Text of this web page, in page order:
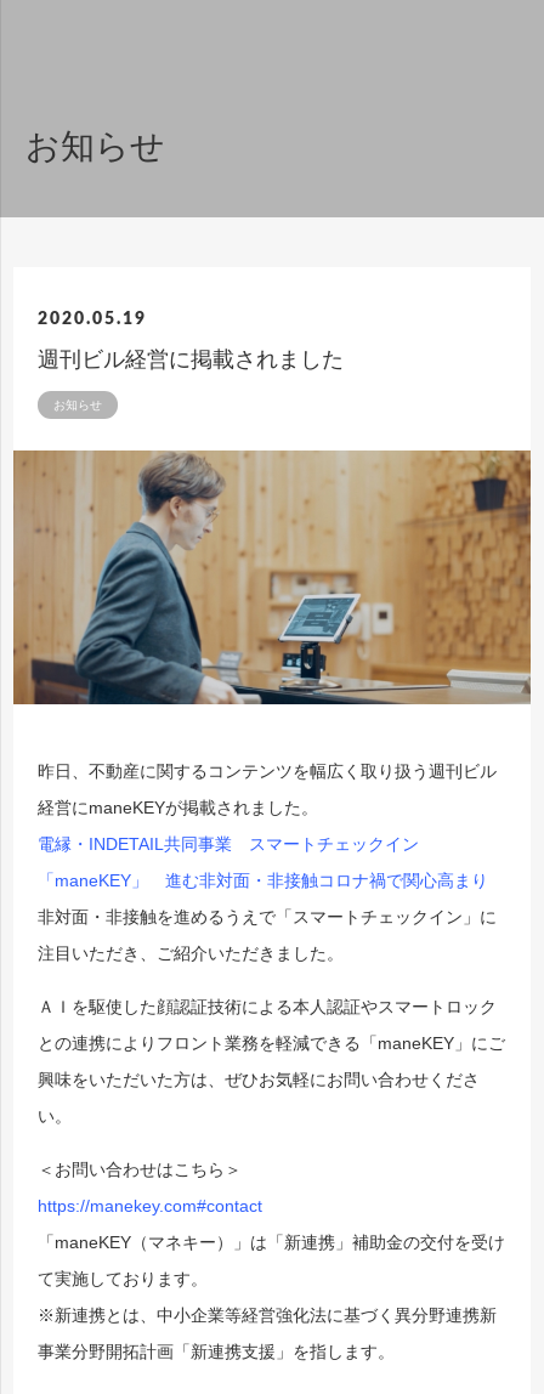
お知らせ
2020.05.19
週刊ビル経営に掲載されました
お知らせ
昨日、不動産に関するコンテンツを幅広く取り扱う週刊ビル
経営にmaneKEYが掲載されました。
電縁・INDETAIL共同事業 スマートチェックイン
「maneKEY」 進む非対面・非接触コロナ禍で関心高まり
非対面・非接触を進めるうえで「スマートチェックイン」に
注目いただき、ご紹介いただきました。
ＡＩを駆使した顔認証技術による本人認証やスマートロック
との連携によりフロント業務を軽減できる「maneKEY」にご
興味をいただいた方は、ぜひお気軽にお問い合わせくださ
い。
＜お問い合わせはこちら＞
https://manekey.com#contact
「maneKEY（マネキー）」は「新連携」補助金の交付を受け
て実施しております。
※新連携とは、中小企業等経営強化法に基づく異分野連携新
事業分野開拓計画「新連携支援」を指します。